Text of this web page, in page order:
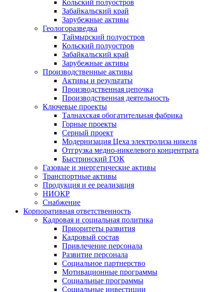
Кольский полуостров
Забайкальский край
Зарубежные активы
Геологоразведка
Таймырский полуостров
Кольский полуостров
Забайкальский край
Зарубежные активы
Производственные активы
Активы и результаты
Производственная цепочка
Производственная деятельность
Ключевые проекты
Талнахская обогатительная фабрика
Горные проекты
Серный проект
Модернизация Цеха электролиза никеля
Отгрузка медно-никелевого концентрата
Быстринский ГОК
Газовые и энергетические активы
Транспортные активы
Продукция и ее реализация
НИОКР
Снабжение
Корпоративная ответственность
Кадровая и социальная политика
Приоритеты развития
Кадровый состав
Привлечение персонала
Развитие персонала
Социальное партнерство
Мотивационные программы
Социальные программы
Социальные инвестиции